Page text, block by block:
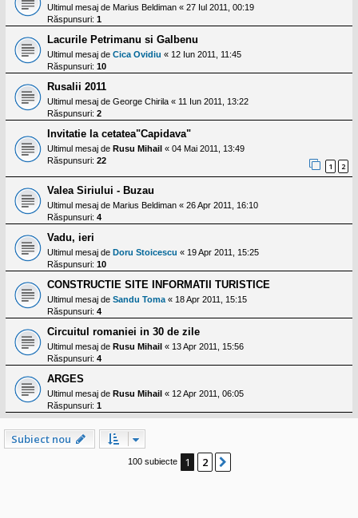
Ultimul mesaj de Marius Beldiman « 27 Iul 2011, 00:19
Răspunsuri: 1
Lacurile Petrimanu si Galbenu
Ultimul mesaj de Cica Ovidiu « 12 Iun 2011, 11:45
Răspunsuri: 10
Rusalii 2011
Ultimul mesaj de George Chirila « 11 Iun 2011, 13:22
Răspunsuri: 2
Invitatie la cetatea"Capidava"
Ultimul mesaj de Rusu Mihail « 04 Mai 2011, 13:49
Răspunsuri: 22
1 2
Valea Siriului - Buzau
Ultimul mesaj de Marius Beldiman « 26 Apr 2011, 16:10
Răspunsuri: 4
Vadu, ieri
Ultimul mesaj de Doru Stoicescu « 19 Apr 2011, 15:25
Răspunsuri: 10
CONSTRUCTIE SITE INFORMATII TURISTICE
Ultimul mesaj de Sandu Toma « 18 Apr 2011, 15:15
Răspunsuri: 4
Circuitul romaniei in 30 de zile
Ultimul mesaj de Rusu Mihail « 13 Apr 2011, 15:56
Răspunsuri: 4
ARGES
Ultimul mesaj de Rusu Mihail « 12 Apr 2011, 06:05
Răspunsuri: 1
Subiect nou
100 subiecte 1 2